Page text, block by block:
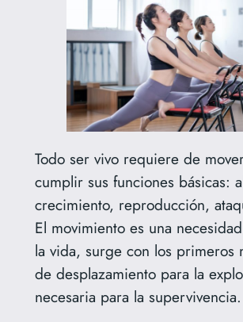
Todo ser vivo requiere de
cumplir sus funciones básicas:
crecimiento, reproducción,
El movimiento es una
la vida, surge con los primeros
de desplazamiento para la
necesaria para la supervivencia.